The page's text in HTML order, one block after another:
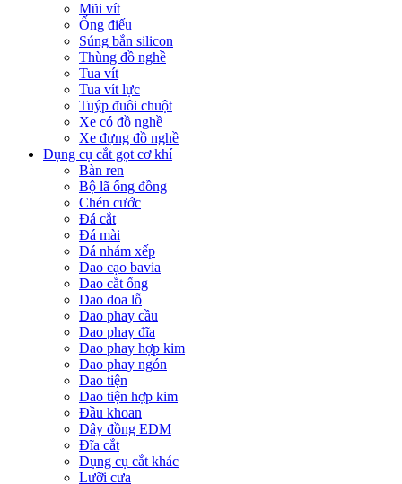
Mũi vít
Ống điếu
Súng bắn silicon
Thùng đồ nghề
Tua vít
Tua vít lực
Tuýp đuôi chuột
Xe có đồ nghề
Xe đựng đồ nghề
Dụng cụ cắt gọt cơ khí
Bàn ren
Bộ lã ống đồng
Chén cước
Đá cắt
Đá mài
Đá nhám xếp
Dao cạo bavia
Dao cắt ống
Dao doa lỗ
Dao phay cầu
Dao phay đĩa
Dao phay hợp kim
Dao phay ngón
Dao tiện
Dao tiện hợp kim
Đầu khoan
Dây đồng EDM
Đĩa cắt
Dụng cụ cắt khác
Lưỡi cưa